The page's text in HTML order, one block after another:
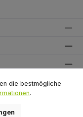
die bestmögliche
.